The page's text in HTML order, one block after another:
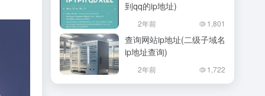
到qq的ip地址)
2年前 1,801
查询网站ip地址(二级子域名
ip地址查询)
2年前 1,722